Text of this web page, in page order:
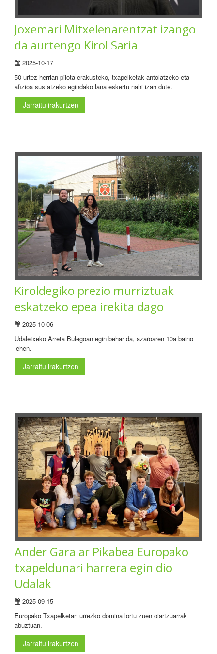
Joxemari Mitxelenarentzat izango
da aurtengo Kirol Saria
2025-10-17
50 urtez herrian pilota erakusteko, txapelketak antolatzeko eta
afizioa sustatzeko egindako lana eskertu nahi izan dute.
Jarraitu irakurtzen
Kiroldegiko prezio murriztuak
eskatzeko epea irekita dago
2025-10-06
Udaletxeko Arreta Bulegoan egin behar da, azaroaren 10a baino
lehen.
Jarraitu irakurtzen
Ander Garaiar Pikabea Europako
txapeldunari harrera egin dio
Udalak
2025-09-15
Europako Txapelketan urrezko domina lortu zuen oiartzuarrak
abuztuan.
Jarraitu irakurtzen